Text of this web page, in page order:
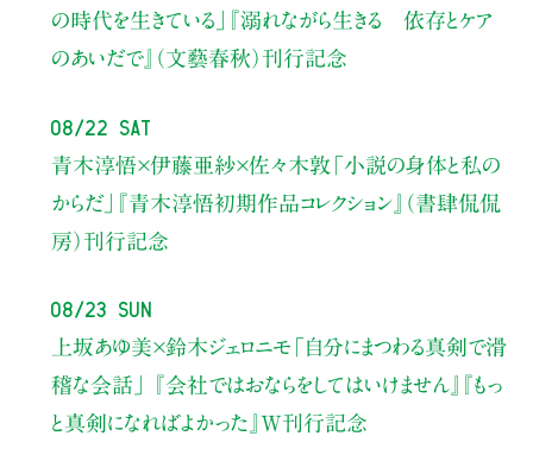
の時代を生きている」
『溺れながら生きる 依存とケア
のあいだで』（文藝春秋）刊行記念
08/22 Sat
青木淳悟×伊藤亜紗×佐々木敦 「小説の身体と私の
からだ」
『青木淳悟初期作品コレクション』（書肆侃侃
房）刊行記念
08/23 Sun
上坂あゆ美×鈴木ジェロニモ 「自分にまつわる真剣で滑
稽な会話」
『会社ではおならをしてはいけません』『もっ
と真剣になればよかった』W刊行記念